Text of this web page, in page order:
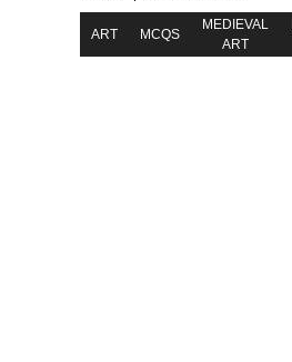
ART MCQS
MEDIEVAL
ART